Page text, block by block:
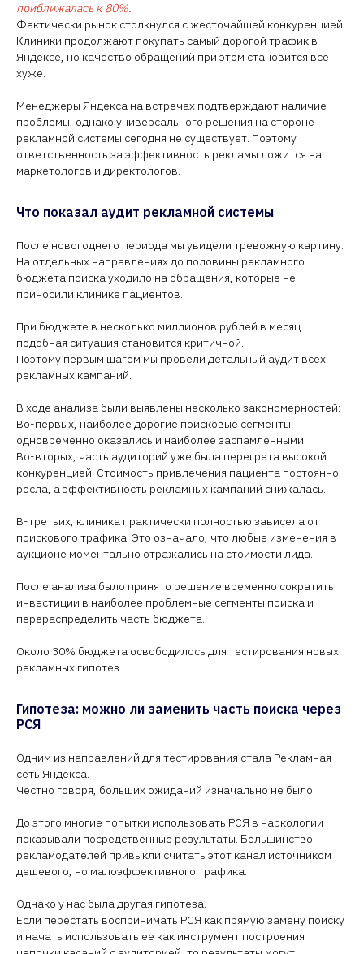
приближалась к 80%.
Фактически рынок столкнулся с жесточайшей конкуренцией.
Клиники продолжают покупать самый дорогой трафик в
Яндексе, но качество обращений при этом становится все
хуже.
Менеджеры Яндекса на встречах подтверждают наличие
проблемы, однако универсального решения на стороне
рекламной системы сегодня не существует. Поэтому
ответственность за эффективность рекламы ложится на
маркетологов и директологов.
Что показал аудит рекламной системы
После новогоднего периода мы увидели тревожную картину.
На отдельных направлениях до половины рекламного
бюджета поиска уходило на обращения, которые не
приносили клинике пациентов.
При бюджете в несколько миллионов рублей в месяц
подобная ситуация становится критичной.
Поэтому первым шагом мы провели детальный аудит всех
рекламных кампаний.
В ходе анализа были выявлены несколько закономерностей:
Во-первых, наиболее дорогие поисковые сегменты
одновременно оказались и наиболее заспамленными.
Во-вторых, часть аудиторий уже была перегрета высокой
конкуренцией. Стоимость привлечения пациента постоянно
росла, а эффективность рекламных кампаний снижалась.
В-третьих, клиника практически полностью зависела от
поискового трафика. Это означало, что любые изменения в
аукционе моментально отражались на стоимости лида.
После анализа было принято решение временно сократить
инвестиции в наиболее проблемные сегменты поиска и
перераспределить часть бюджета.
Около 30% бюджета освободилось для тестирования новых
рекламных гипотез.
Гипотеза: можно ли заменить часть поиска через
РСЯ
Одним из направлений для тестирования стала Рекламная
сеть Яндекса.
Честно говоря, больших ожиданий изначально не было.
До этого многие попытки использовать РСЯ в наркологии
показывали посредственные результаты. Большинство
рекламодателей привыкли считать этот канал источником
дешевого, но малоэффективного трафика.
Однако у нас была другая гипотеза.
Если перестать воспринимать РСЯ как прямую замену поиску
и начать использовать ее как инструмент построения